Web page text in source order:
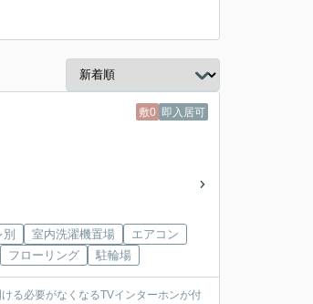
敷0 即入居可
室内洗濯機置場
エアコン
フローリング 駐輪場
る必要がなくなるTVインターホンが付